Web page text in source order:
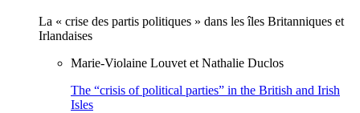
La « crise des partis politiques » dans les îles Britanniques et
Irlandaises
Marie-Violaine Louvet et Nathalie Duclos
The “crisis of political parties” in the British and Irish
Isles